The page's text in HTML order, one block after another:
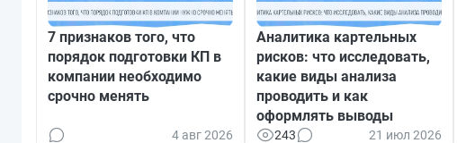
7 признаков того, что
порядок подготовки КП в
компании необходимо
срочно менять
4 авг 2026
Аналитика картельных
рисков: что исследовать,
какие виды анализа
проводить и как
оформлять выводы
243 21 июл 2026